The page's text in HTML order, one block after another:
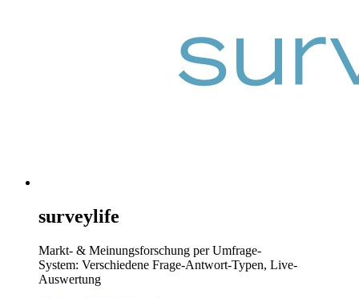
surveylife
Markt- & Meinungsforschung per Umfrage-
System: Verschiedene Frage-Antwort-Typen, Live-
Auswertung